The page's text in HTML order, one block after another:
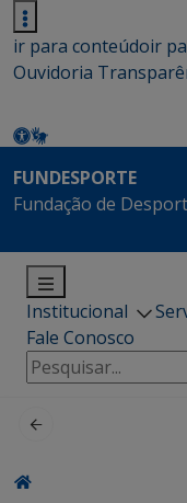
ir para conteúdoir
Ouvidoria
FUNDESPORTE
Fundação de
Institucional
Fale Conosco
Pesquisar
por: